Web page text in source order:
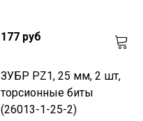
177 руб
ЗУБР PZ1, 25 мм, 2 шт,
торсионные биты
(26013-1-25-2)